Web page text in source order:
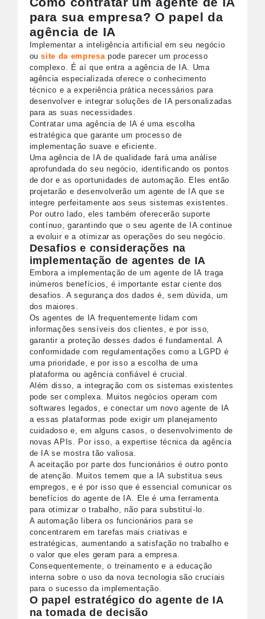
para sua empresa? O papel da
agência de IA
Implementar a inteligência artificial em seu negócio
ousite da empresa pode parecer um processo
complexo. É aí que entra a agência de IA. Uma
agência especializada oferece o conhecimento
técnico e a experiência prática necessários para
desenvolver e integrar soluções de IA personalizadas
para as suas necessidades.
Contratar uma agência de IA é uma escolha
estratégica que garante um processo de
implementação suave e eficiente.
Uma agência de IA de qualidade fará uma análise
aprofundada do seu negócio, identificando os pontos
de dor e as oportunidades de automação. Eles então
projetarão e desenvolverão um agente de IA que se
integre perfeitamente aos seus sistemas existentes.
Por outro lado, eles também oferecerão suporte
contínuo, garantindo que o seu agente de IA continue
a evoluir e a otimizar as operações do seu negócio.
Desafios e considerações na
implementação de agentes de IA
Embora a implementação de um agente de IA traga
inúmeros benefícios, é importante estar ciente dos
desafios. A segurança dos dados é, sem dúvida, um
dos maiores.
Os agentes de IA frequentemente lidam com
informações sensíveis dos clientes, e por isso,
garantir a proteção desses dados é fundamental. A
conformidade com regulamentações como a LGPD é
uma prioridade, e por isso a escolha de uma
plataforma ou agência confiável é crucial.
Além disso, a integração com os sistemas existentes
pode ser complexa. Muitos negócios operam com
softwares legados, e conectar um novo agente de IA
a essas plataformas pode exigir um planejamento
cuidadoso e, em alguns casos, o desenvolvimento de
novas APIs. Por isso, a expertise técnica da agência
de IA se mostra tão valiosa.
A aceitação por parte dos funcionários é outro ponto
de atenção. Muitos temem que a IA substitua seus
empregos, e é por isso que é essencial comunicar os
benefícios do agente de IA. Ele é uma ferramenta
para otimizar o trabalho, não para substituí-lo.
A automação libera os funcionários para se
concentrarem em tarefas mais criativas e
estratégicas, aumentando a satisfação no trabalho e
o valor que eles geram para a empresa.
Consequentemente, o treinamento e a educação
interna sobre o uso da nova tecnologia são cruciais
para o sucesso da implementação.
O papel estratégico do agente de IA
na tomada de decisão